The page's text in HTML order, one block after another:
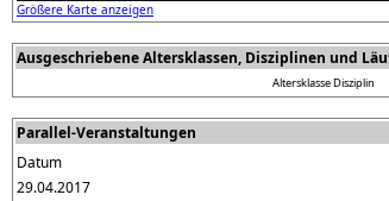
Größere Karte anzeigen
Ausgeschriebene Altersklassen, Disziplinen und
AltersklasseDisziplin
Parallel-Veranstaltungen
Datum
29.04.2017